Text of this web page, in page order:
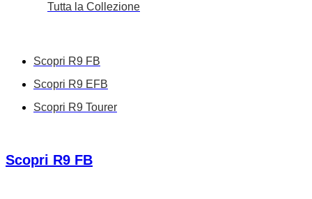
Tutta la Collezione
Scopri R9 FB
Scopri R9 EFB
Scopri R9 Tourer
Scopri R9 FB